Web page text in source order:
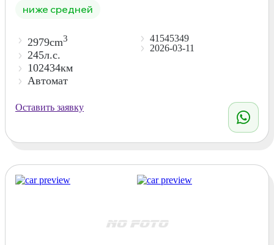
ниже средней
2979cm3
245л.с.
102434км
Автомат
41545349
2026-03-11
Оставить заявку